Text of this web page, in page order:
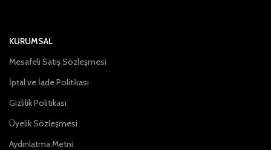
KURUMSAL
Mesafeli Satış Sözleşmesi
İptal ve İade Politikası
Gizlilik Politikası
Üyelik Sözleşmesi
Aydınlatma Metni